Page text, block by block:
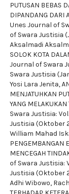
PUTUSAN BEBAS
DIPANDANG DARI
Unes Journal of
of Swara Justisia
Aksalmadi
SOLOK KOTA
Journal of Swara
Swara Justisia
Yosi Lara Jenita,
MENJATUHKAN
YANG
Swara Justisia:
Justisia (Oktober
William Mahad
PENGEMBANGAN
MENCEGAH
of Swara Justisia:
Justisia (Oktober
Adhi Wibowo,